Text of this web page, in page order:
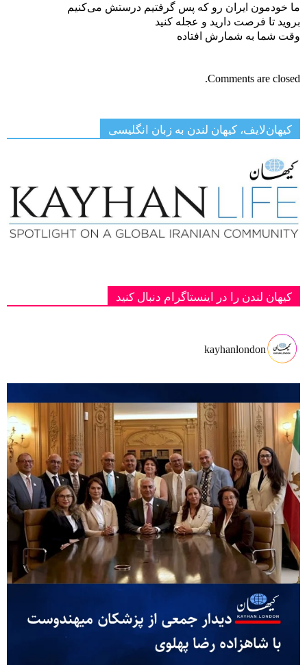
ما خودمون ایران رو که پس گرفتیم درستش می‌کنیم
بروید تا فرصت دارید و عجله کنید
وقت شما به شمارش افتاده
Comments are closed.
کیهان‌لایف، کیهان لندن به زبان انگلیسی
کیهان لندن را در اینستاگرام دنبال کنید
kayhanlondon